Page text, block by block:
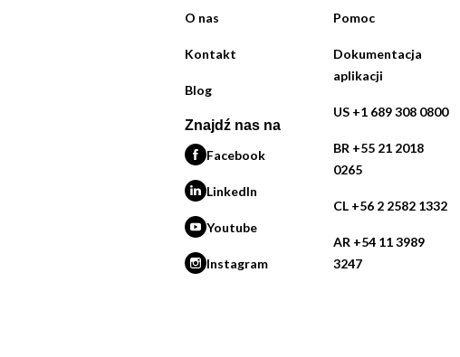
O nas
Kontakt
Blog
Znajdź nas na
Facebook
LinkedIn
Youtube
Instagram
Pomoc
Dokumentacja
aplikacji
US +1 689 308 0800
BR +55 21 2018
0265
CL +56 2 2582 1332
AR +54 11 3989
3247